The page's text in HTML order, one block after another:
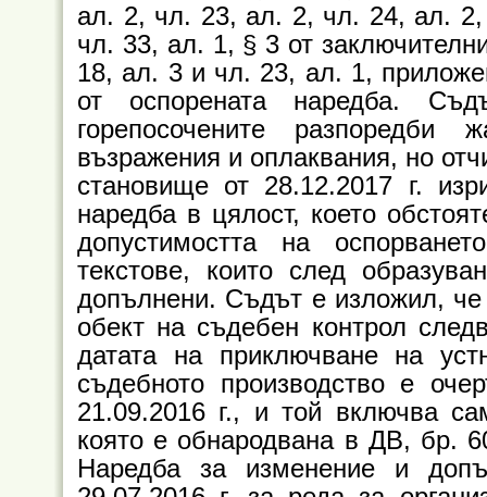
ал. 2, чл. 23, ал. 2, чл. 24, ал.
чл. 33, ал. 1, § 3 от
18, ал. 3 и чл. 23, ал. 1,
от оспорената наредба.
горепосочените разпоредби
възражения и оплаквания, но
становище от 28.12.2017 г.
наредба в цялост, което
допустимостта на
текстове, които след
допълнени. Съдът е изложил, че
обект на съдебен контрол
датата на приключване на
съдебното производство е
21.09.2016 г., и той включва
която е обнародвана в ДВ, бр.
Наредба за изменение и